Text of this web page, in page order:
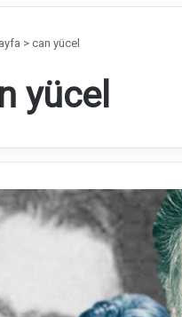
> can yücel
yücel